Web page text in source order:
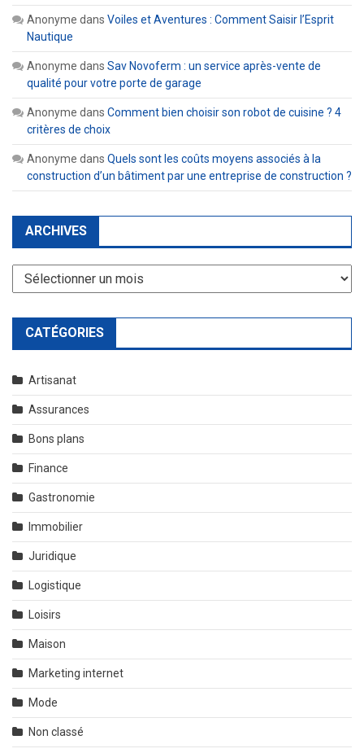
Anonyme dans Voiles et Aventures : Comment Saisir l’Esprit
Nautique
Anonyme dans Sav Novoferm : un service après-vente de
qualité pour votre porte de garage
Anonyme dans Comment bien choisir son robot de cuisine ? 4
critères de choix
Anonyme dans Quels sont les coûts moyens associés à la
construction d’un bâtiment par une entreprise de construction ?
ARCHIVES
Archives
CATÉGORIES
Artisanat
Assurances
Bons plans
Finance
Gastronomie
Immobilier
Juridique
Logistique
Loisirs
Maison
Marketing internet
Mode
Non classé